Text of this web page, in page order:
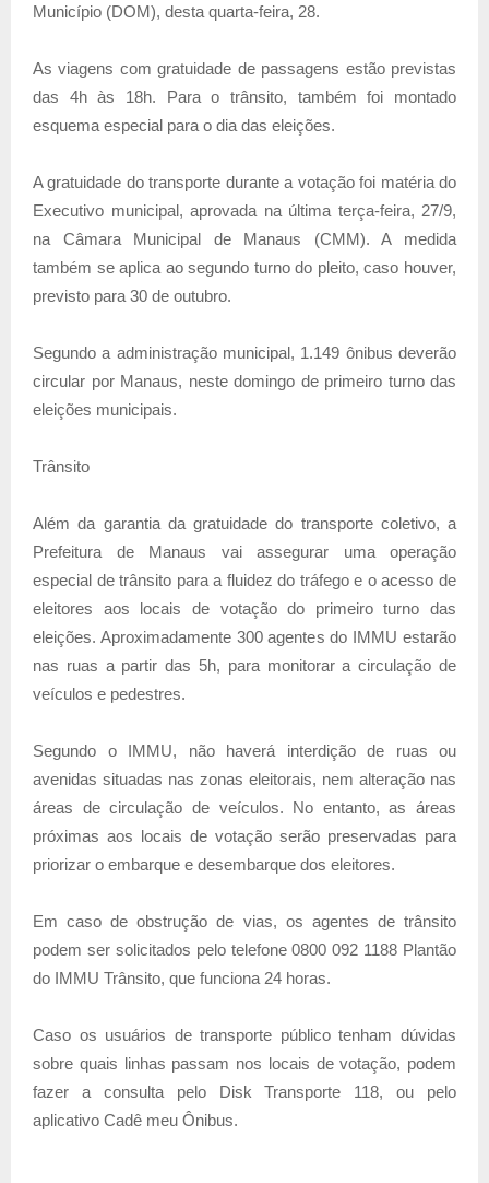
Município (DOM), desta quarta-feira, 28.
As viagens com gratuidade de passagens estão previstas
das 4h às 18h. Para o trânsito, também foi montado
esquema especial para o dia das eleições.
A gratuidade do transporte durante a votação foi matéria do
Executivo municipal, aprovada na última terça-feira, 27/9,
na Câmara Municipal de Manaus (CMM). A medida
também se aplica ao segundo turno do pleito, caso houver,
previsto para 30 de outubro.
Segundo a administração municipal, 1.149 ônibus deverão
circular por Manaus, neste domingo de primeiro turno das
eleições municipais.
Trânsito
Além da garantia da gratuidade do transporte coletivo, a
Prefeitura de Manaus vai assegurar uma operação
especial de trânsito para a fluidez do tráfego e o acesso de
eleitores aos locais de votação do primeiro turno das
eleições. Aproximadamente 300 agentes do IMMU estarão
nas ruas a partir das 5h, para monitorar a circulação de
veículos e pedestres.
Segundo o IMMU, não haverá interdição de ruas ou
avenidas situadas nas zonas eleitorais, nem alteração nas
áreas de circulação de veículos. No entanto, as áreas
próximas aos locais de votação serão preservadas para
priorizar o embarque e desembarque dos eleitores.
Em caso de obstrução de vias, os agentes de trânsito
podem ser solicitados pelo telefone 0800 092 1188 Plantão
do IMMU Trânsito, que funciona 24 horas.
Caso os usuários de transporte público tenham dúvidas
sobre quais linhas passam nos locais de votação, podem
fazer a consulta pelo Disk Transporte 118, ou pelo
aplicativo Cadê meu Ônibus.